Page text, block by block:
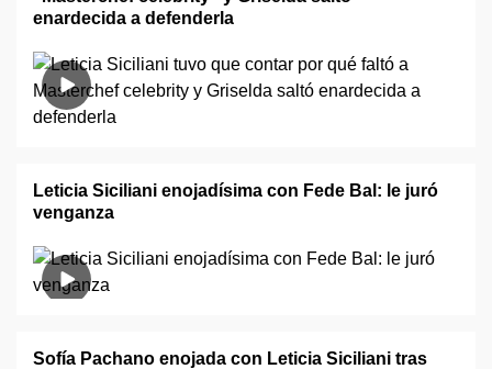
enardecida a defenderla
Leticia Siciliani enojadísima con Fede Bal: le juró
venganza
Sofía Pachano enojada con Leticia Siciliani tras